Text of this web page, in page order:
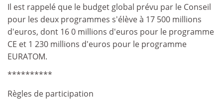
Il est rappelé que le budget global prévu par le Conseil
pour les deux programmes s'élève à 17 500 millions
d'euros, dont 16 0 millions d'euros pour le programme
CE et 1 230 millions d'euros pour le programme
EURATOM.
**********
Règles de participation